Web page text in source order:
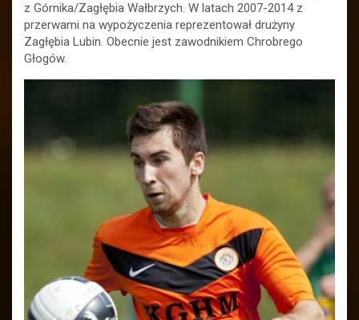
z Górnika/Zagłębia Wałbrzych. W latach 2007-2014 z
przerwami na wypożyczenia reprezentował drużyny
Zagłębia Lubin. Obecnie jest zawodnikiem Chrobrego
Głogów.